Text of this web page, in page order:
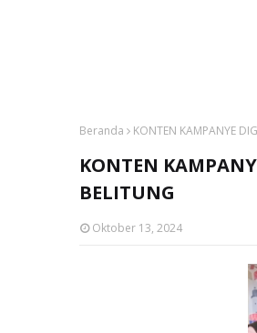
Beranda KONTEN KAMPANYE
KONTEN
BELITUNG
Oktober 13, 2024